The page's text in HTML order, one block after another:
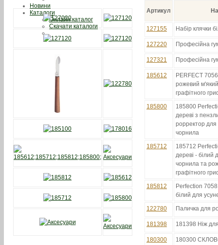
Новини
Каталоги
Онлайн каталог
Скачати каталоги
Артикул
127155 Набір клячки
127220 Професійна
127321 Професійна
185612
PERFECT
рожевий
графітного
185800
185800
дереві з
рорректор для
чорнила
185712
185712
дереві - білий
чорнила та
графітного
185812
Perfection 7058
білий для
122780
Паличка для
181398 181398 Ніж
180300
180300